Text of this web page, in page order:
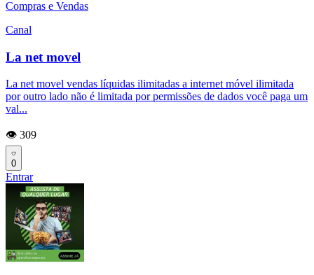
Compras e Vendas
Canal
La net movel
La net movel vendas líquidas ilimitadas a internet móvel ilimitada
por outro lado não é limitada por permissões de dados você paga um
val...
👁️ 309
0
Entrar